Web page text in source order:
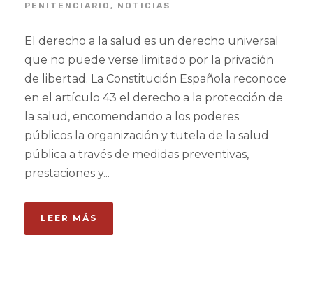
PENITENCIARIO , NOTICIAS
El derecho a la salud es un derecho universal
que no puede verse limitado por la privación
de libertad. La Constitución Española reconoce
en el artículo 43 el derecho a la protección de
la salud, encomendando a los poderes
públicos la organización y tutela de la salud
pública a través de medidas preventivas,
prestaciones y...
LEER MÁS